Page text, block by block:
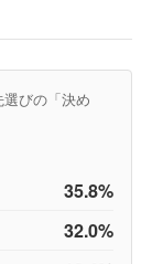
びの「決め
35.8%
32.0%